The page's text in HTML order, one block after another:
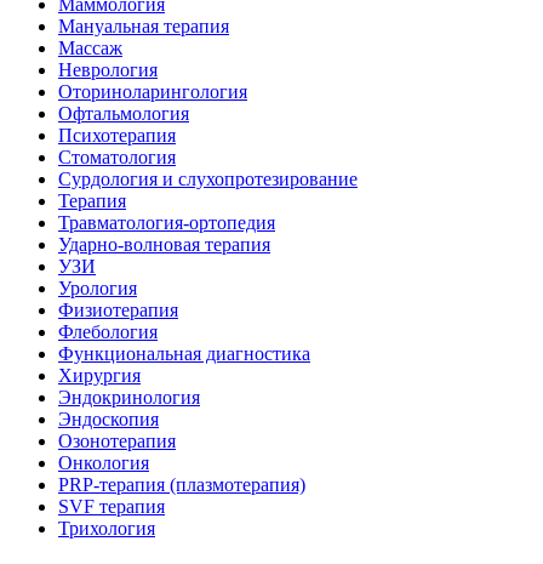
Маммология
Мануальная терапия
Массаж
Неврология
Оториноларингология
Офтальмология
Психотерапия
Стоматология
Сурдология и слухопротезирование
Терапия
Травматология-ортопедия
Ударно-волновая терапия
УЗИ
Урология
Физиотерапия
Флебология
Функциональная диагностика
Хирургия
Эндокринология
Эндоскопия
Озонотерапия
Онкология
PRP-терапия (плазмотерапия)
SVF терапия
Трихология